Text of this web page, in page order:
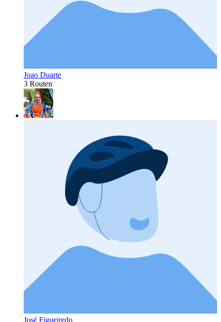
Joao Duarte
3 Routen
José Figueiredo